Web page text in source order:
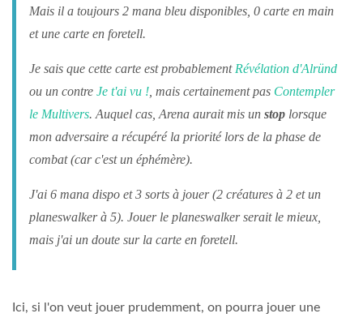
Mais il a toujours 2 mana bleu disponibles, 0 carte en main
et une carte en foretell.
Je sais que cette carte est probablement Révélation d'Alründ
ou un contre Je t'ai vu ! , mais certainement pas Contempler
le Multivers. Auquel cas, Arena aurait mis un stop lorsque
mon adversaire a récupéré la priorité lors de la phase de
combat (car c'est un éphémère).
J'ai 6 mana dispo et 3 sorts à jouer (2 créatures à 2 et un
planeswalker à 5). Jouer le planeswalker serait le mieux,
mais j'ai un doute sur la carte en foretell.
Ici, si l'on veut jouer prudemment, on pourra jouer une